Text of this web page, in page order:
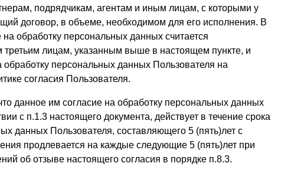
подрядчикам, агентам и иным лицам, с которыми у
договор, в объеме, необходимом для его исполнения. В
обработку персональных данных считается
лицам, указанным выше в настоящем пункте, и
обработку персональных данных Пользователя на
согласия Пользователя.
данное им согласие на обработку персональных данных
с п.1.3 настоящего документа, действует в течение срока
данных Пользователя, составляющего 5 (пять)лет с
продлевается на каждые следующие 5 (пять)лет при
об отзыве настоящего согласия в порядке п.8.3.